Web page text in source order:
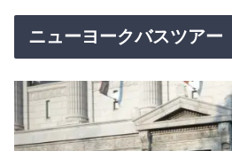
ニューヨークバスツアー